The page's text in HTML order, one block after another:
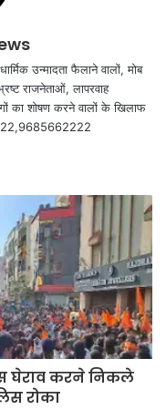
उन्मादता फैलाने वालों, मोब
राजनेताओं, लापरवाह
का शोषण करने वालों के खिलाफ
घेराव करने निकले
रोका